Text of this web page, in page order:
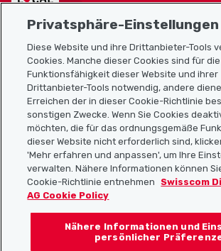
Sitemap
Nützliche Links
Localcities App herunterladen
Folgt uns auf:
Privatsphäre-Einstellungen
Diese Website und ihre Drittanbieter-Tools
Cookies. Manche dieser Cookies sind für die
Funktionsfähigkeit dieser Website und ihrer
Drittanbieter-Tools notwendig, andere
Erreichen der in dieser Cookie-Richtlinie
sonstigen Zwecke. Wenn Sie Cookies
möchten, die für das ordnungsgemäße
dieser Website nicht erforderlich sind,
'Mehr erfahren und anpassen', um Ihre
verwalten. Nähere Informationen können
Cookie-Richtlinie entnehmen
Swisscom
AG Cookie Policy
Nähere Informationen und
persönlicher